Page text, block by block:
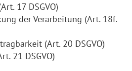
17 DSGVO)
der Verarbeitung (Art. 18f.
(Art. 20 DSGVO)
21 DSGVO)